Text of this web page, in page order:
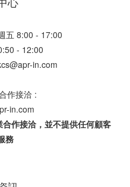
五 8:00 - 17:00
- 12:00
in.com
作接洽 :
in.com
作接洽，並不提供任何顧客
務